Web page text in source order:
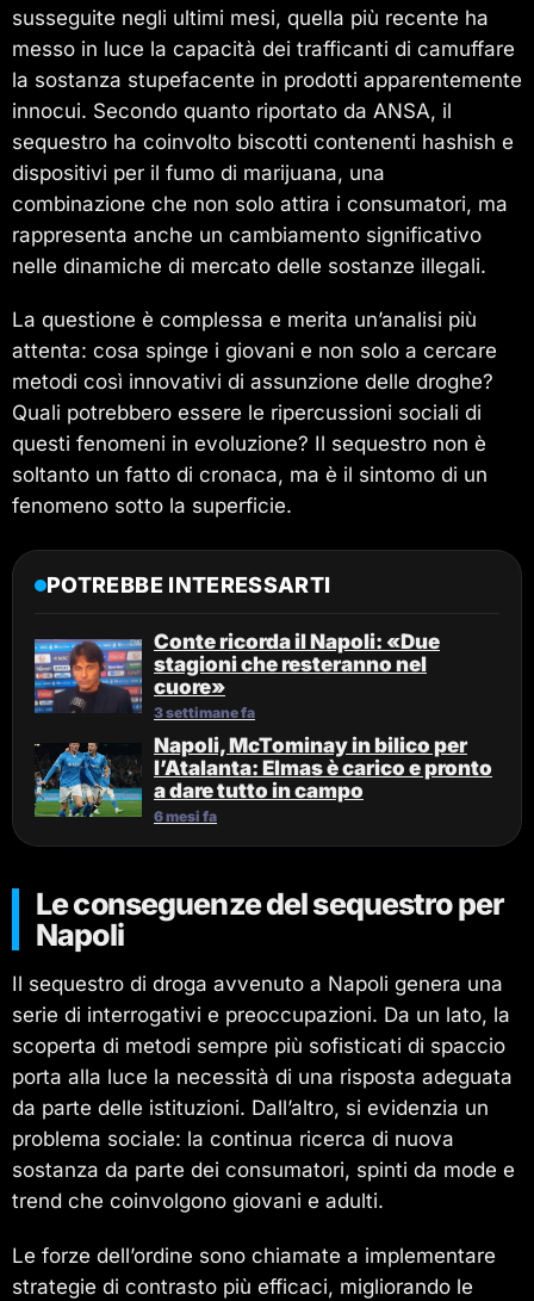
susseguite negli ultimi mesi, quella più recente ha
messo in luce la capacità dei trafficanti di camuffare
la sostanza stupefacente in prodotti apparentemente
innocui. Secondo quanto riportato da ANSA, il
sequestro ha coinvolto biscotti contenenti hashish e
dispositivi per il fumo di marijuana, una
combinazione che non solo attira i consumatori, ma
rappresenta anche un cambiamento significativo
nelle dinamiche di mercato delle sostanze illegali.
La questione è complessa e merita un’analisi più
attenta: cosa spinge i giovani e non solo a cercare
metodi così innovativi di assunzione delle droghe?
Quali potrebbero essere le ripercussioni sociali di
questi fenomeni in evoluzione? Il sequestro non è
soltanto un fatto di cronaca, ma è il sintomo di un
fenomeno sotto la superficie.
POTREBBE INTERESSARTI
Conte ricorda il Napoli: «Due
stagioni che resteranno nel
cuore»
3 settimane fa
Napoli, McTominay in bilico per
l’Atalanta: Elmas è carico e pronto
a dare tutto in campo
6 mesi fa
Le conseguenze del sequestro per
Napoli
Il sequestro di droga avvenuto a Napoli genera una
serie di interrogativi e preoccupazioni. Da un lato, la
scoperta di metodi sempre più sofisticati di spaccio
porta alla luce la necessità di una risposta adeguata
da parte delle istituzioni. Dall’altro, si evidenzia un
problema sociale: la continua ricerca di nuova
sostanza da parte dei consumatori, spinti da mode e
trend che coinvolgono giovani e adulti.
Le forze dell’ordine sono chiamate a implementare
strategie di contrasto più efficaci, migliorando le